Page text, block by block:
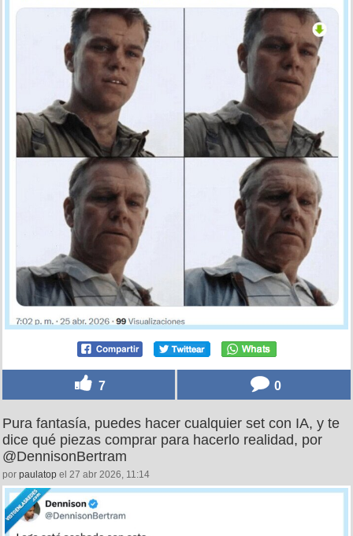
7 0
Pura fantasía, puedes hacer cualquier set con IA, y te
dice qué piezas comprar para hacerlo realidad, por
@DennisonBertram
por paulatop el 27 abr 2026, 11:14